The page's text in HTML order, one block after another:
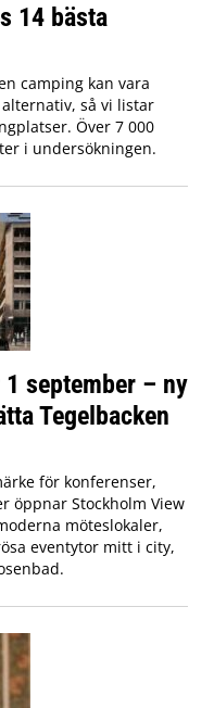
14 bästa
camping kan vara
så vi listar
Över 7 000
i undersökningen.
september – ny
Tegelbacken
för konferenser,
öppnar Stockholm View
möteslokaler,
eventytor mitt i city,